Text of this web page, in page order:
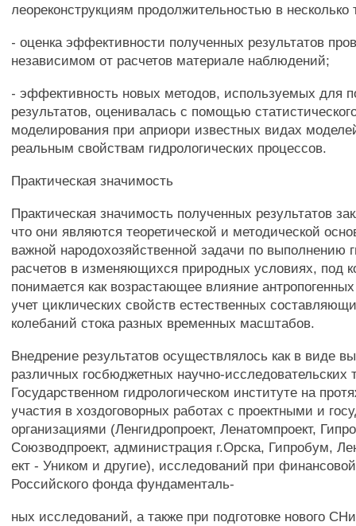
леореконструкциям продолжительностью в несколько
- оценка эффективности полученных результатов
независимом от расчетов материале наблюдений;
- эффективность новых методов, используемых для
результатов, оценивалась с помощью
моделирования при априори известных видах
реальным свойствам гидрологических процессов.
Практическая значимость
Практическая значимость полученных результатов
что они являются теоретической и методической
важной народохозяйственной задачи по выполнению
расчетов в изменяющихся природных условиях, под
понимается как возрастающее влияние
учет циклических свойств естественных
колебаний стока разных временных масштабов.
Внедрение результатов осуществлялось как в виде
различных госбюджетных научно-исследовательских
Государственном гидрологическом институте на
участия в хоздоговорных работах с проектными и
организациями (Ленгидропроект, Ленатомпроект,
Союзводпроект, администрация г.Орска, Гипробум,
ект - Уником и другие), исследований при
Российского фонда фундаменталь-
ных исследований, а также при подготовке нового